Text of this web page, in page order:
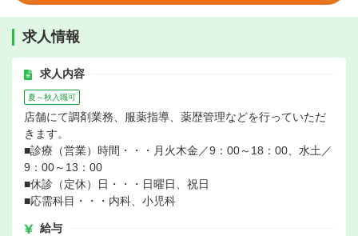
求人情報
求人内容
夏～秋入職可
店舗にて調剤業務、服薬指導、薬歴管理などを行っていただ
きます。
■診療（営業）時間・・・月火木金／9：00～18：00、水土／
9：00～13：00
■休診（定休）日・・・日曜日、祝日
■応需科目・・・内科、小児科
給与